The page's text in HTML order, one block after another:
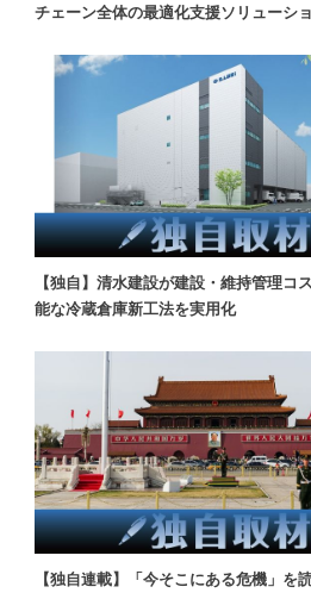
チェーン全体の最適化支援ソリューシ
【独自】清水建設が建設・維持管理コ
能な冷蔵倉庫新工法を実用化
【独自連載】「今そこにある危機」